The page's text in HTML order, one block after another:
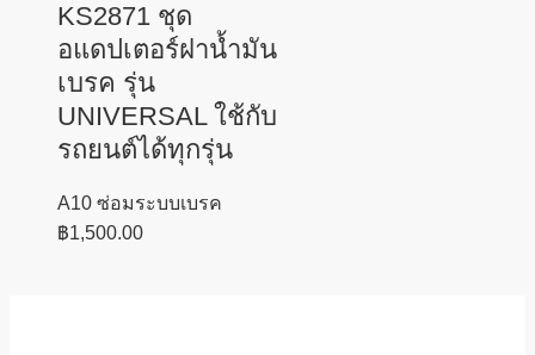
KS2871 ชุด
อแดปเตอร์ฝาน้ำมัน
เบรค รุ่น
UNIVERSAL ใช้กับ
รถยนต์ได้ทุกรุ่น
A10 ซ่อมระบบเบรค
฿1,500.00